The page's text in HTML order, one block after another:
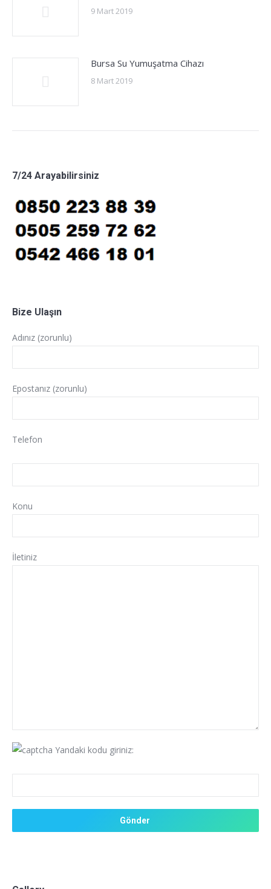
9 Mart 2019
Bursa Su Yumuşatma Cihazı
8 Mart 2019
7/24 Arayabilirsiniz
Bize Ulaşın
Adınız (zorunlu)
Epostanız (zorunlu)
Telefon
Konu
İletiniz
Yandaki kodu giriniz: